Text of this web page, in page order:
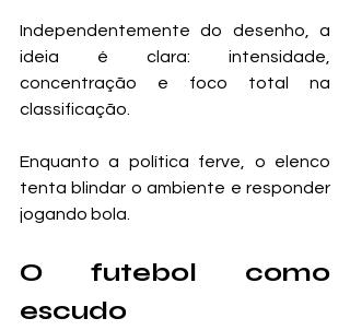
Independentemente do desenho, a
ideia é clara: intensidade,
concentração e foco total na
classificação.
Enquanto a política ferve, o elenco
tenta blindar o ambiente e responder
jogando bola.
O futebol como
escudo